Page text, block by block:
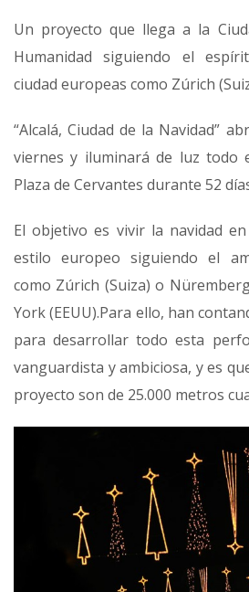
Un proyecto que llega a la
Humanidad siguiendo el
ciudad europeas como Zúrich
“Alcalá, Ciudad de la Navidad”
viernes y iluminará de luz todo
Plaza de Cervantes durante 52
El objetivo es vivir la navidad
estilo europeo siguiendo el
como Zúrich (Suiza) o
York (EEUU).Para ello, han
para desarrollar todo esta
vanguardista y ambiciosa, y es
proyecto son de 25.000 metros